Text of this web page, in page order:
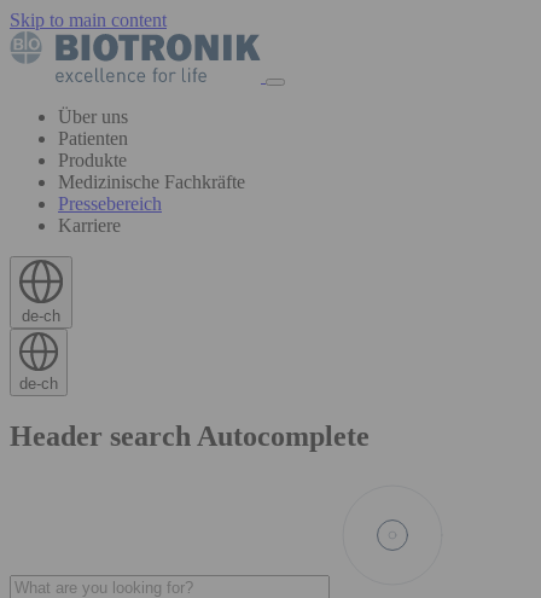
Skip to main content
Über uns
Patienten
Produkte
Medizinische Fachkräfte
Pressebereich
Karriere
de-ch
de-ch
Header search Autocomplete